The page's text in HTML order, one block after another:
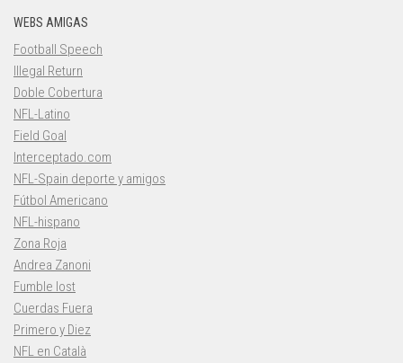
WEBS AMIGAS
Football Speech
Illegal Return
Doble Cobertura
NFL-Latino
Field Goal
Interceptado.com
NFL-Spain deporte y amigos
Fútbol Americano
NFL-hispano
Zona Roja
Andrea Zanoni
Fumble lost
Cuerdas Fuera
Primero y Diez
NFL en Català